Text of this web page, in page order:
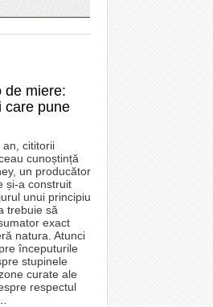
de miere:
care pune
an, cititorii
cunoștință
un producător
și-a construit
unui principiu
trebuie să
exact
natura. Atunci
începuturile
stupinele
curate ale
respectul